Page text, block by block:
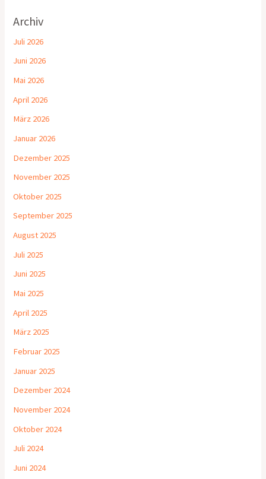
Archiv
Juli 2026
Juni 2026
Mai 2026
April 2026
März 2026
Januar 2026
Dezember 2025
November 2025
Oktober 2025
September 2025
August 2025
Juli 2025
Juni 2025
Mai 2025
April 2025
März 2025
Februar 2025
Januar 2025
Dezember 2024
November 2024
Oktober 2024
Juli 2024
Juni 2024